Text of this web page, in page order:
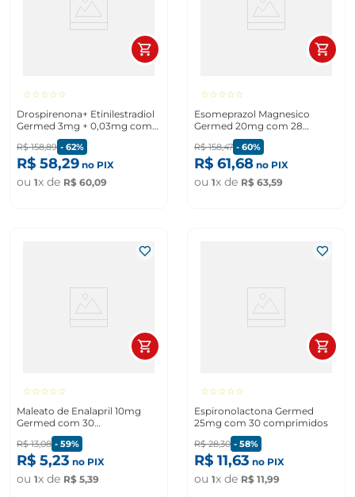
☆☆☆☆☆
Drospirenona+ Etinilestradiol
Germed 3mg + 0,03mg com
63 comprimidos revestidos
R$ 158,89 - 62%
R$ 58,29 no PIX
ou 1x de R$ 60,09
☆☆☆☆☆
Esomeprazol Magnesico
Germed 20mg com 28
comprimidos revestidos
R$ 158,47 - 60%
R$ 61,68 no PIX
ou 1x de R$ 63,59
☆☆☆☆☆
Maleato de Enalapril 10mg
Germed com 30
comprimidos
R$ 13,08 - 59%
R$ 5,23 no PIX
ou 1x de R$ 5,39
☆☆☆☆☆
Espironolactona Germed
25mg com 30 comprimidos
R$ 28,30 - 58%
R$ 11,63 no PIX
ou 1x de R$ 11,99